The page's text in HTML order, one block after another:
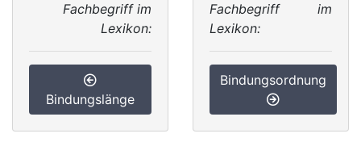
Fachbegriff im
Lexikon:
Bindungslänge
Fachbegriff im
Lexikon:
Bindungsordnung